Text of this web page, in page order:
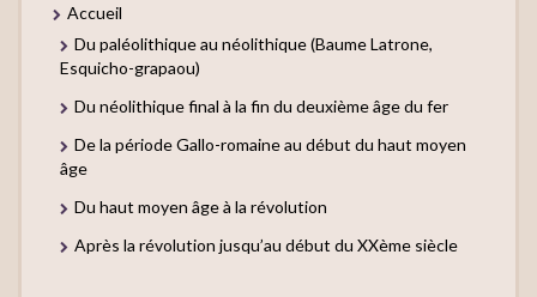
Accueil
Du paléolithique au néolithique (Baume Latrone,
Esquicho-grapaou)
Du néolithique final à la fin du deuxième âge du fer
De la période Gallo-romaine au début du haut moyen
âge
Du haut moyen âge à la révolution
Après la révolution jusqu’au début du XXème siècle